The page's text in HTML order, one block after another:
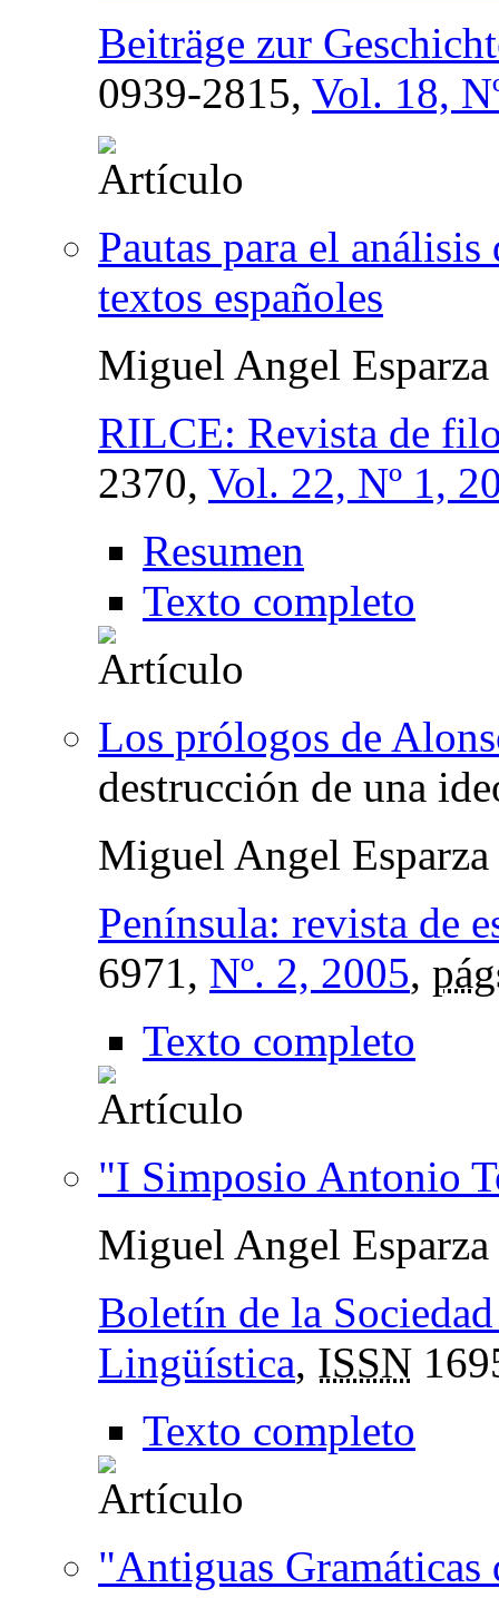
Beiträge zur
0939-2815, Vol. 18,
Pautas para el
textos españoles
Miguel Angel Esparza
RILCE: Revista de
2370, Vol. 22, Nº 1,
Resumen
Texto completo
Los prólogos de
destrucción de una
Miguel Angel Esparza
Península: revista de
6971, Nº. 2, 2005,
Texto completo
"I Simposio Antonio
Miguel Angel Esparza
Boletín de la
Lingüística, ISSN
Texto completo
"Antiguas Gramáticas